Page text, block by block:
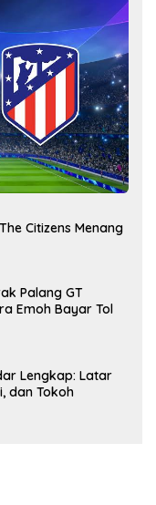
Citizens Menang
Palang GT
Emoh Bayar Tol
Lengkap: Latar
dan Tokoh